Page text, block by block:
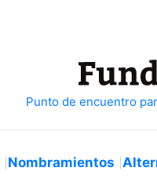
Nombramientos